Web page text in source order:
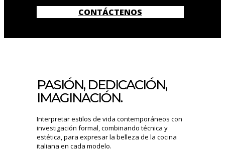
CONTÁCTENOS
PASIÓN, DEDICACIÓN,
IMAGINACIÓN.
Interpretar estilos de vida contemporáneos con
investigación formal, combinando técnica y
estética, para expresar la belleza de la cocina
italiana en cada modelo.